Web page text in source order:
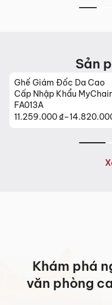
Sản
Ghế Giám Đốc Da Cao
Cấp Nhập Khẩu MyChair
FA013A
11.259.000₫–
Khoảng
Khám phá
văn phòng